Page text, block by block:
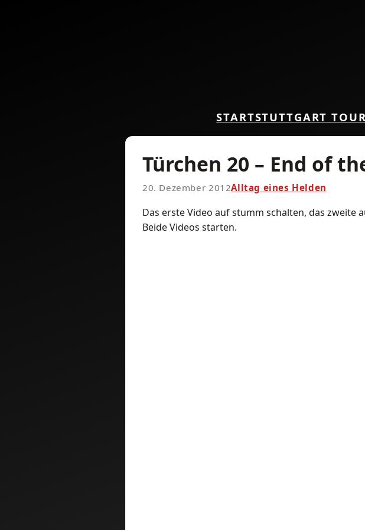
STARTSTUTTGART TOUR
Türchen 20 – End of
20. Dezember 2012Alltag eines Helden
Das erste Video auf stumm schalten, das zweite
Beide Videos starten.